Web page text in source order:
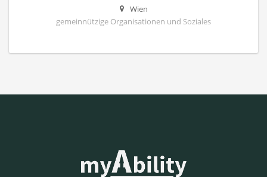
Wien
gemeinnützige Organisationen und Soziales